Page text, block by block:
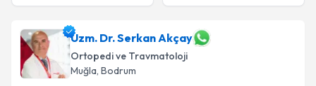
Uzm. Dr. Serkan Akçay
Ortopedi ve Travmatoloji
Muğla, Bodrum